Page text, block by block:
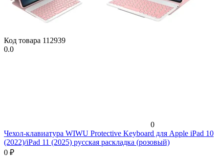
Код товара 112939
0.0
0
Чехол-клавиатура WIWU Protective Keyboard для Apple iPad 10
(2022)/iPad 11 (2025) русская раскладка (розовый)
0 ₽